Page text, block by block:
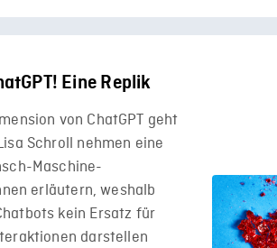
Eine Replik
von ChatGPT geht
Schroll nehmen eine
Maschine-
erläutern, weshalb
kein Ersatz für
darstellen